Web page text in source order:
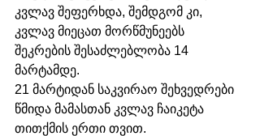
კვლავ შეფერხდა, შემდგომ კი,
კვლავ მიეცათ მორწმუნეებს
შეკრების შესაძლებლობა 14
მარტამდე.
21 მარტიდან საკვირაო შეხვედრები
წმიდა მამასთან კვლავ ჩაიკეტა
თითქმის ერთი თვით.